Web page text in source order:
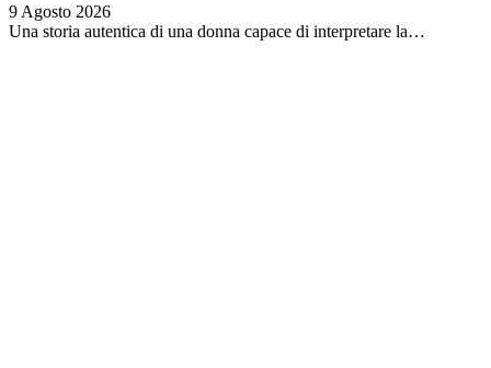
9 Agosto 2026
Una storia autentica di una donna capace di interpretare la…